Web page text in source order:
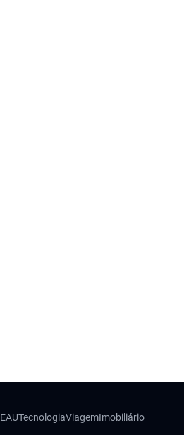
EAUTecnologiaViagemImobiliário